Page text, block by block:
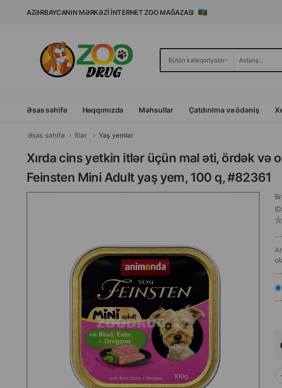
AZƏRBAYCANIN MƏRKƏZI İNTERNET ZOO MAĞAZASI
Əsas səhifə Haqqımızda Məhsullar Çatdırılma və ödəniş
Əsas səhifə İtlər Yaş yemlər
Xırda cins yetkin itlər üçün mal əti, ördək və
Feinsten Mini Adult yaş yem, 100 q, #82361
ID: